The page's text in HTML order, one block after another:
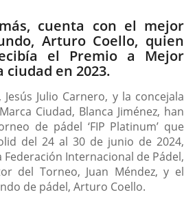
cuenta con el mejor
Arturo Coello, quien
el Premio a Mejor
en 2023.
Julio Carnero, y la concejala
Ciudad, Blanca Jiménez, han
de pádel ‘FIP Platinum’ que
del 24 al 30 de junio de 2024,
Internacional de Pádel,
del Torneo, Juan Méndez, y el
de pádel, Arturo Coello.